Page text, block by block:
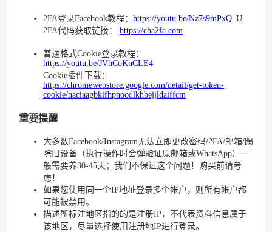
2FA登录Facebook教程： https://youtu.be/Nz7s9mPxQ_U
2FA代码获取链接： https://cha2fa.com
普通格式Cookie登录教程：
https://youtu.be/JVhCoKnCLE4
Cookie插件下载：
https://chromewebstore.google.com/detail/get-token-
cookie/naciaagbkifhpnoodlkhbejjldaiffcm
重要提醒
大多数Facebook/Instagram无法立即更改密码/2FA/邮箱/踢
除旧设备（执行操作时会弹验证原邮箱或WhatsApp）一
般需要养30-45天；我们不保证这个问题！购买前请考
虑！
如果您使用同一个IP地址登录多个帐户，则所有帐户都
可能被禁用。
描述所标注地区指的的是注册IP，不代表资料信息属于
该地区，尽量选择使用注册地IP进行登录。